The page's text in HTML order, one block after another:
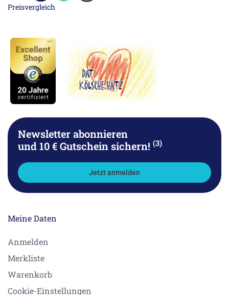
Newsletter abonnieren
und 10 € Gutschein sichern! (3)
Jetzt anmelden
Meine Daten
Anmelden
Merkliste
Warenkorb
Cookie-Einstellungen